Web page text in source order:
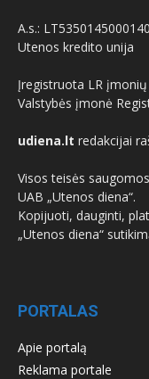
A.s.:
Utenos kredito unija
Įregistruota LR
Valstybės įmonė
udiena.lt redakcijai
Visos teisės
UAB „Utenos diena“.
Kopijuoti, dauginti,
„Utenos diena“
PORTALAS
Apie portalą
Reklama portale